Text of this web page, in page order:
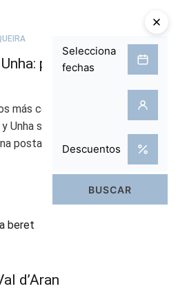
pueblos cercanos
más cercanos a Baqueira
Unha son tres pueblos que
postal y son …
d’Aran